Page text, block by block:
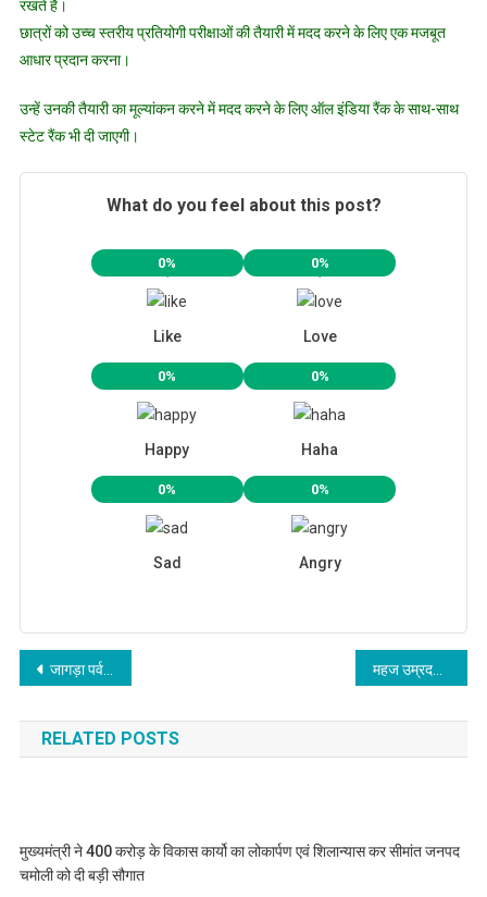
रखते हैं।
छात्रों को उच्च स्तरीय प्रतियोगी परीक्षाओं की तैयारी में मदद करने के लिए एक मजबूत
आधार प्रदान करना।
उन्हें उनकी तैयारी का मूल्यांकन करने में मदद करने के लिए ऑल इंडिया रैंक के साथ-साथ
स्टेट रैंक भी दी जाएगी।
What do you feel about this post?
0%
Like
0%
Love
0%
Happy
0%
Haha
0%
Sad
0%
Angry
Post
navigation
जागड़ा पर्व की तैयारियों को लेकर महाराज के अधिकारियों को निर्देश
RELATED POSTS
मुख्यमंत्री ने 400 करोड़ के विकास कार्यो का लोकार्पण एवं शिलान्यास कर सीमांत जनपद
चमोली को दी बड़ी सौगात